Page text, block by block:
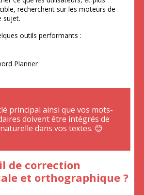
recherchent sur les moteurs de
sujet.
outils performants :
Planner
principal ainsi que vos mots-
doivent être intégrés de
dans vos textes. 😊
de correction
et orthographique ?